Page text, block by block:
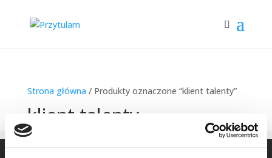
Strona główna/ Produkty oznaczone “klient talenty”
klient talenty